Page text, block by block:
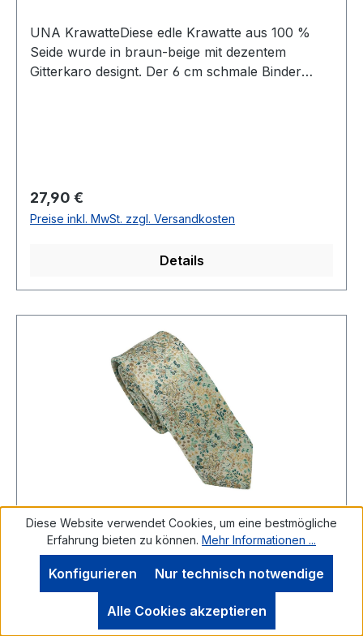
UNA KrawatteDiese edle Krawatte aus 100 %
Seide wurde in braun-beige mit dezentem
Gitterkaro designt. Der 6 cm schmale Binder
RESEDA100 % SeideNicht waschbar Artikel.:
446754Farbe: 83
Regulärer Preis:
27,90 €
Preise inkl. MwSt. zzgl. Versandkosten
Details
Seiden Krawatte in grün-blau-beige floral
He.-Größe:*
UNA KrawatteDiese edle Krawatte aus 100 %
Seide wurde dezent floral in grün-blau-beige
Diese Website verwendet Cookies, um eine bestmögliche
Erfahrung bieten zu können. Mehr Informationen ...
Nur technisch notwendige
Konfigurieren
Alle Cookies akzeptieren